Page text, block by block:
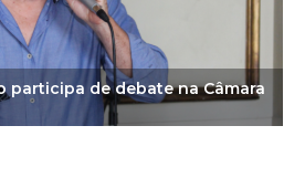
participa de debate na Câmara